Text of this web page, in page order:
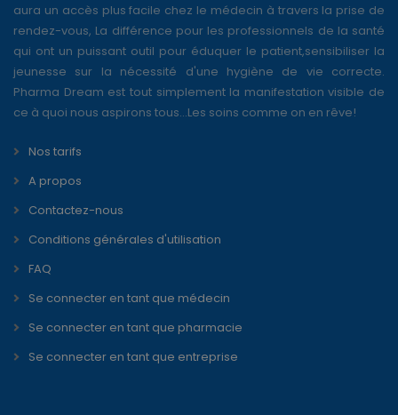
aura un accès plus facile chez le médecin à travers la prise de
rendez-vous, La différence pour les professionnels de la santé
qui ont un puissant outil pour éduquer le patient,sensibiliser la
jeunesse sur la nécessité d'une hygiène de vie correcte.
Pharma Dream est tout simplement la manifestation visible de
ce à quoi nous aspirons tous...Les soins comme on en rêve!
Nos tarifs
A propos
Contactez-nous
Conditions générales d'utilisation
FAQ
Se connecter en tant que médecin
Se connecter en tant que pharmacie
Se connecter en tant que entreprise